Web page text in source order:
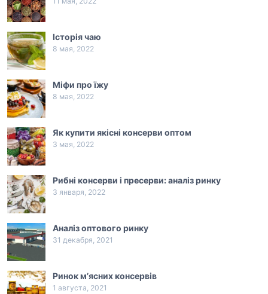
Історія чаю
8 мая, 2022
Міфи про їжу
8 мая, 2022
Як купити якісні консерви оптом
3 мая, 2022
Рибні консерви і пресерви: аналіз ринку
3 января, 2022
Аналіз оптового ринку
31 декабря, 2021
Ринок м’ясних консервів
1 августа, 2021